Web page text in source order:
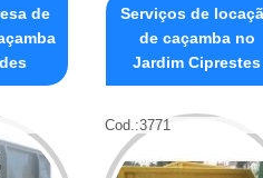
de
Serviços de
de caçamba no
Jardim Ciprestes
Cod.:3771